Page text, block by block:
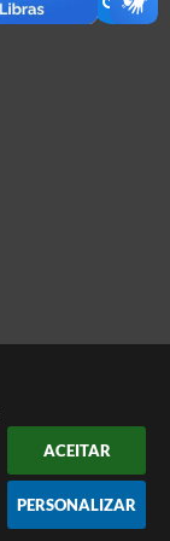
ACEITAR
PERSONALIZAR